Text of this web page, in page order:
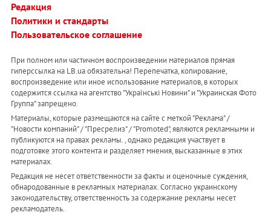
Редакция
Политики и стандарты
Пользовательское соглашение
При полном или частичном воспроизведении материалов прямая
гиперссылка на LB.ua обязательна! Перепечатка, копирование,
воспроизведение или иное использование материалов, в которых
содержится ссылка на агентство "Українськi Новини" и "Украинская Фото
Группа" запрещено.
Материалы, которые размещаются на сайте с меткой "Реклама" /
"Новости компаний" / "Пресрелиз" / "Promoted", являются рекламными и
публикуются на правах рекламы. , однако редакция участвует в
подготовке этого контента и разделяет мнения, высказанные в этих
материалах.
Редакция не несет ответственности за факты и оценочные суждения,
обнародованные в рекламных материалах. Согласно украинскому
законодательству, ответственность за содержание рекламы несет
рекламодатель.